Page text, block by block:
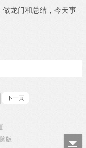
龙门和总结，今天事
下一页
版